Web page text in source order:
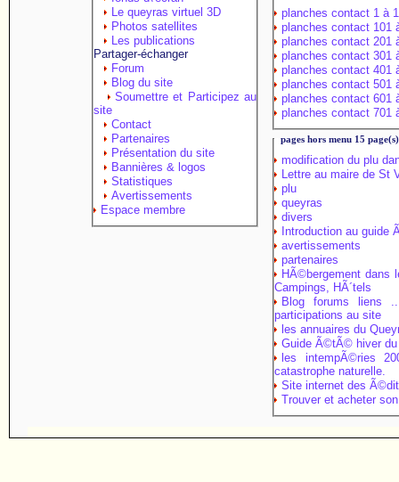
Le queyras virtuel 3D
Photos satellites
Les publications
Partager-échanger
Forum
Blog du site
Soumettre et Participez au
site
Contact
Partenaires
Présentation du site
Bannières & logos
Statistiques
Avertissements
Espace membre
planches contact 1 à
planches contact 101
planches contact 201
planches contact 301
planches contact 401
planches contact 501
planches contact 601
planches contact 701
pages hors menu 15
modification du plu
Lettre au maire de St
plu
queyras
divers
Introduction au guide
avertissements
partenaires
HÃ©bergement dans
Campings, HÃ´tels
Blog forums liens
participations au site
les annuaires du
Guide Ã©tÃ© hiver du
les intempÃ©ries
catastrophe naturelle.
Site internet des
Trouver et acheter